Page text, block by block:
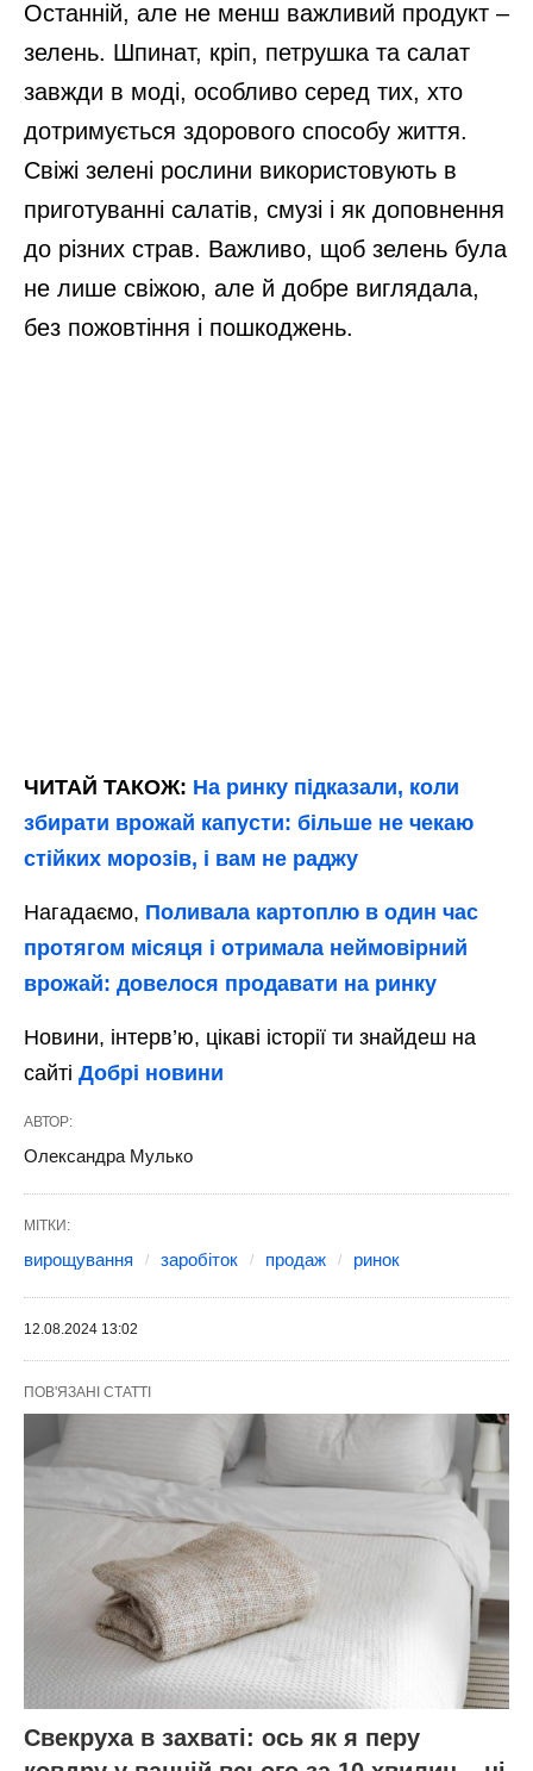
Останній, але не менш важливий продукт –
зелень. Шпинат, кріп, петрушка та салат
завжди в моді, особливо серед тих, хто
дотримується здорового способу життя.
Свіжі зелені рослини використовують в
приготуванні салатів, смузі і як доповнення
до різних страв. Важливо, щоб зелень була
не лише свіжою, але й добре виглядала,
без пожовтіння і пошкоджень.
ЧИТАЙ ТАКОЖ: На ринку підказали, коли
збирати врожай капусти: більше не чекаю
стійких морозів, і вам не раджу
Нагадаємо, Поливала картоплю в один час
протягом місяця і отримала неймовірний
врожай: довелося продавати на ринку
Новини, інтерв’ю, цікаві історії ти знайдеш на
сайті Добрі новини
АВТОР:
Олександра Мулько
МІТКИ:
вирощування заробіток продаж ринок
12.08.2024 13:02
ПОВ'ЯЗАНІ СТАТТІ
Свекруха в захваті: ось як я перу